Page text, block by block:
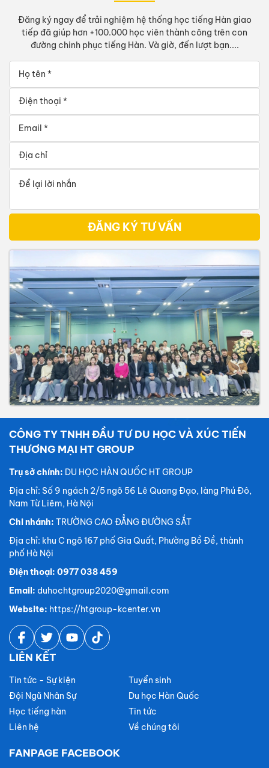
Đăng ký ngay để trải nghiệm hệ thống học tiếng Hàn giao
tiếp đã giúp hơn +100.000 học viên thành công trên con
đường chinh phục tiếng Hàn. Và giờ, đến lượt bạn....
ĐĂNG KÝ TƯ VẤN
CÔNG TY TNHH ĐẦU TƯ DU HỌC VÀ XÚC TIẾN
THƯƠNG MẠI HT GROUP
Trụ sở chính: DU HỌC HÀN QUỐC HT GROUP
Địa chỉ: Số 9 ngách 2/5 ngõ 56 Lê Quang Đạo, làng Phú Đô,
Nam Từ Liêm, Hà Nội
Chi nhánh: TRƯỜNG CAO ĐẲNG ĐƯỜNG SẮT
Địa chỉ: khu C ngõ 167 phố Gia Quất, Phường Bồ Đề, thành
phố Hà Nội
Điện thoại: 0977 038 459
Email: duhochtgroup2020@gmail.com
Website: https://htgroup-kcenter.vn
LIÊN KẾT
Tin tức - Sự kiện
Tuyển sinh
Đội Ngũ Nhân Sự
Du học Hàn Quốc
Học tiếng hàn
Tin tức
Liên hệ
Về chúng tôi
FANPAGE FACEBOOK